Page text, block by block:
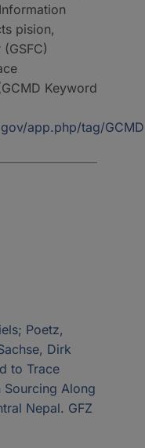
pision,
Keyword
app.php/tag/
Poetz,
Dirk
to Trace
Along
Nepal. GFZ